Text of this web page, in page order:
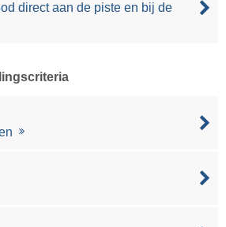
direct aan de piste en bij de